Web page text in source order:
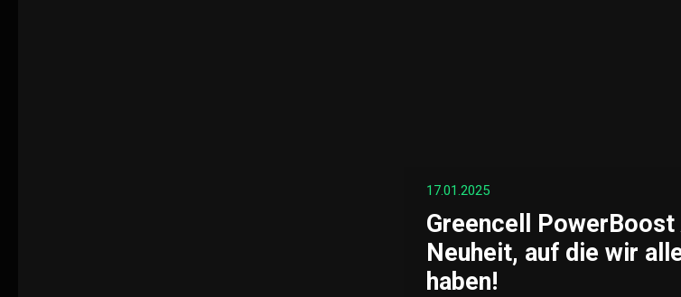
17.01.2025
Greencell
Neuheit, auf die wir
haben!